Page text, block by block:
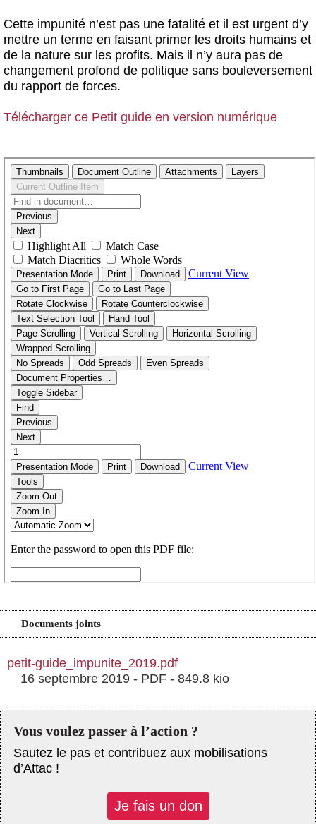
Cette impunité n’est pas une fatalité et il est urgent d’y
mettre un terme en faisant primer les droits humains et
de la nature sur les profits. Mais il n’y aura pas de
changement profond de politique sans bouleversement
du rapport de forces.
Télécharger ce Petit guide en version numérique
Documents joints
petit-guide_impunite_2019.pdf
16 septembre 2019 - PDF - 849.8 kio
Vous voulez passer à l’action ?
Sautez le pas et contribuez aux mobilisations
d’Attac !
Je fais un don